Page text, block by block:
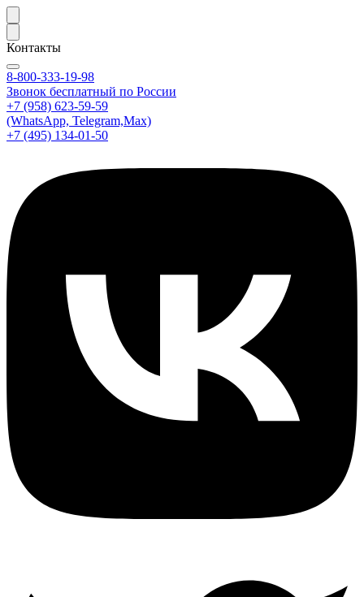
Контакты
8-800-333-19-98
Звонок бесплатный по России
+7 (958) 623-59-59
(WhatsApp, Telegram,Max)
+7 (495) 134-01-50